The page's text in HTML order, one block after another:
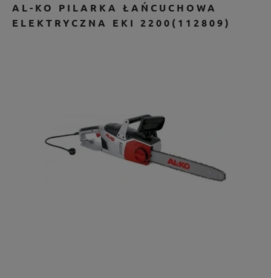
AL-KO PILARKA ŁAŃCUCHOWA
ELEKTRYCZNA EKI 2200(112809)